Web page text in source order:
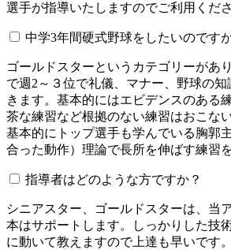
選手が指導いたしますのでご利用くださ
中学3年間硬式野球をしたいのです
ゴールドスターというカテゴリーがあ
で週2～３位で礼儀、マナー、野球の
きます。基本的にはエビデンスのある
茶な練習など根拠のない練習はおこな
基本的にトップ選手も学んでいる胸郭
合った動作）理論で長所を伸ばす練習
指導者はどのような方ですか？
シニアスター、ゴールドスターは、当
本はサポートします。しっかりした技
に動いて教えますので上達も早いです